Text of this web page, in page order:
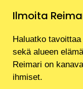
Ilmoita
Haluatko
sekä alueen
Reimari on
ihmiset.